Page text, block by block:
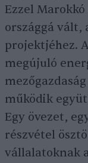
Ezzel
országgá
projektjéhez.
megújuló
működik
Egy övezet,
részvétel
vállalatoknak